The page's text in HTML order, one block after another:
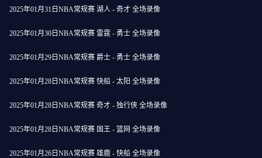
2025年01月31日NBA常规赛 湖人 - 奇才 全场录像
2025年01月30日NBA常规赛 雷霆 - 勇士 全场录像
2025年01月29日NBA常规赛 爵士 - 勇士 全场录像
2025年01月28日NBA常规赛 快船 - 太阳 全场录像
2025年01月28日NBA常规赛 奇才 - 独行侠 全场录像
2025年01月28日NBA常规赛 国王 - 篮网 全场录像
2025年01月26日NBA常规赛 雄鹿 - 快船 全场录像